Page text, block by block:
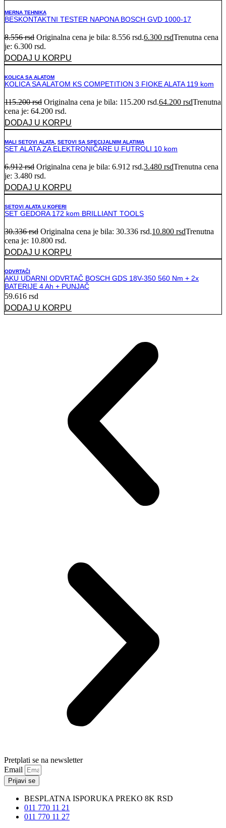
MERNA TEHNIKA
BESKONTAKTNI TESTER NAPONA BOSCH GVD 1000-17
8.556rsd Originalna cena je bila: 8.556 rsd.6.300 rsdTrenutna cena
je: 6.300 rsd.
DODAJ U KORPU
KOLICA SA ALATOM
KOLICA SA ALATOM KS COMPETITION 3 FIOKE ALATA 119 kom
115.200rsd Originalna cena je bila: 115.200 rsd.64.200 rsdTrenutna
cena je: 64.200 rsd.
DODAJ U KORPU
MALI SETOVI ALATA SETOVI SA SPECIJALNIM ALATIMA
SET ALATA ZA ELEKTRONIČARE U FUTROLI 10 kom
6.912rsd Originalna cena je bila: 6.912 rsd.3.480 rsdTrenutna cena
je: 3.480 rsd.
DODAJ U KORPU
SETOVI ALATA U KOFERI
SET GEDORA 172 kom BRILLIANT TOOLS
30.336rsd Originalna cena je bila: 30.336 rsd.10.800 rsdTrenutna
cena je: 10.800 rsd.
DODAJ U KORPU
ODVRTAČI
AKU UDARNI ODVRTAČ BOSCH GDS 18V-350 560 Nm + 2x
BATERIJE 4 Ah + PUNJAČ
59.616 rsd
DODAJ U KORPU
Pretplati se na newsletter
Email
Prijavi se
BESPLATNA ISPORUKA PREKO 8K RSD
011 770 11 21
011 770 11 27